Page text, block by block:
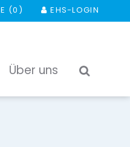
MERKLISTE (0 ) EHS-LOGIN
Über uns